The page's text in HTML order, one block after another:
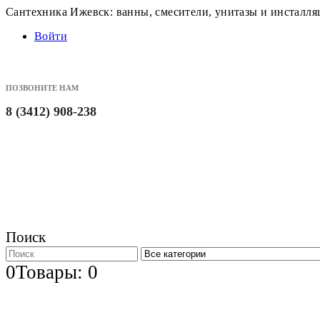
Сантехника Ижевск: ванны, смесители, унитазы и
Войти
ПОЗВОНИТЕ НАМ
8 (3412) 908-238
Поиск
0Товары: 0